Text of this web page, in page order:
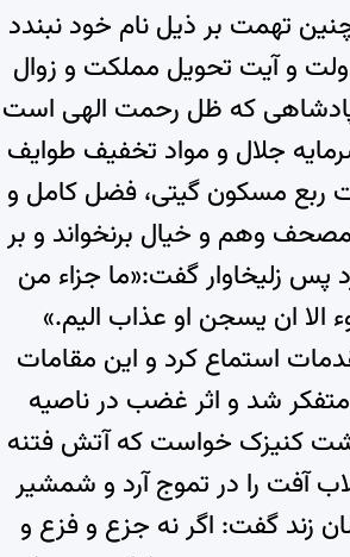
تهمت بر ذیل نام خود نبندد
و آیت تحویل مملکت و زوال
که ظل رحمت الهی است
جلال و مواد تخفیف طوایف
ربع مسکون گیتی، فضل کامل و
وهم و خیال برنخواند و بر
پس زلیخاوار گفت:«ما جزاء من
الا ان یسجن او عذاب الیم.»
استماع کرد و این مقامات
متفکر شد و اثر غضب در ناصیه
کنیزک خواست که آتش فتنه
آفت را در تموج آرد و شمشیر
زند گفت: اگر نه جزع و فزع و